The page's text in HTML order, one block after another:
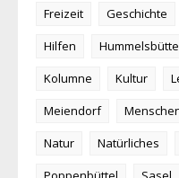
Freizeit
Geschichte
Hilfen
Kolumne
Kultur
Meiendorf
Natur
Natürliches